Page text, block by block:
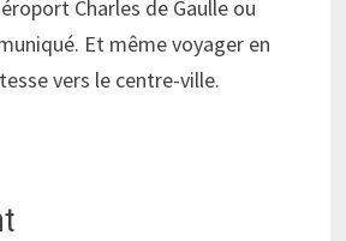
Charles de Gaulle ou
Et même voyager en
vers le centre-ville.